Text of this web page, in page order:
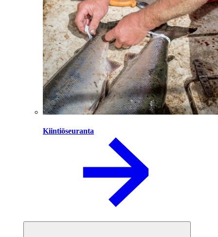
Kiintiöseuranta